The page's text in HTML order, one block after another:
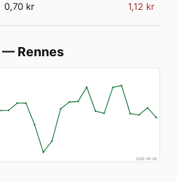
0,70 kr 1,12 kr
— Rennes
2026-08-08